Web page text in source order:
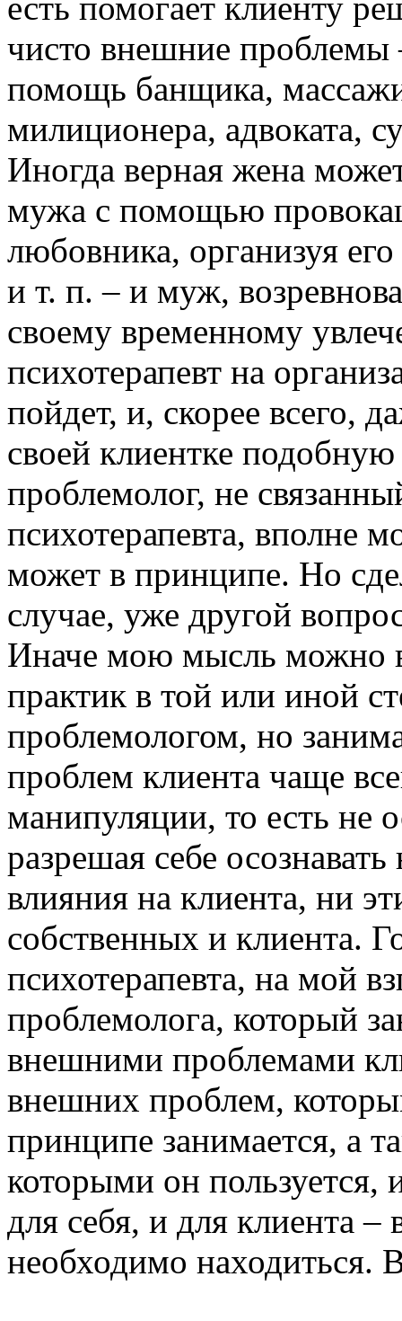
чисто внешние проблемы
помощь банщика,
милиционера, адвоката,
Иногда верная жена
мужа с помощью
любовника, организуя
и т. п. – и муж,
своему временному
психотерапевт на
пойдет, и, скорее всего,
своей клиентке
проблемолог, не
психотерапевта, вполне
может в принципе. Но
случае, уже другой
Иначе мою мысль можно
практик в той или иной
проблемологом, но
проблем клиента чаще
манипуляции, то есть не
разрешая себе
влияния на клиента, ни
собственных и клиента.
психотерапевта, на мой
проблемолога, который
внешними проблемами
внешних проблем,
принципе занимается, а
которыми он пользуется,
для себя, и для клиента
необходимо находиться.